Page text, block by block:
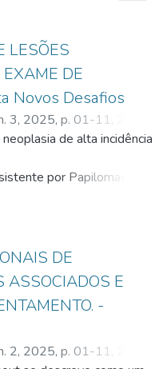
LESÕES
DE
Novos Desafios
3, 2025, p. 01-11,
Lira XAVIER; Jaqueline
de alta incidência
por Papilomavírus
o
de
em uma
artigos publicados
analisados aspectos
a
DE
ASSOCIADOS E
-
2, 2025, p. 01-11,